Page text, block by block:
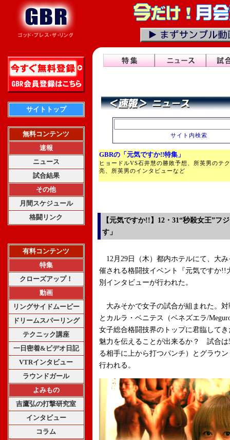
サイトトップ
無料コンテンツ
速報
ニュース
試合結果
その他
月間スケジュール
格闘リンク
有料コンテンツ
特集
クローズアップ！
動画
リングサイドムービー
ドリームスパーリング
テクニック講座
一日密着&ビデオ日記
VTRインタビュー
ラウンドガール
よみもの
吉鷹弘の打撃研究室
インタビュー
コラム
サイト内検索
GBRの「元気ですか!!特集」
ヒョードルVS石井慧の勝敗予想、所英男のテ
亮、所英男のインタビューなど
【元気ですか!!】12・31“秒殺女王”フ
す」
12月29日（木）都内ホテルにて、大
催される格闘技イベント『元気ですか!!
別インタビューが行われた。
大みそかで女子の試合が組まれた。対
とカルラ・ベニテス（ベネズエラ/
女子総合格闘技界のトップに君臨して
魅力を伝えることが出来るか？ 試合は
る相手に上から打つパンチ）とグラウ
行われる。